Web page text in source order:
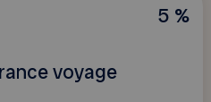
5 %
voyage